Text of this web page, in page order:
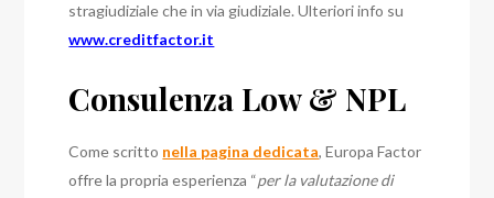
stragiudiziale che in via giudiziale.Ulteriori info su
www.creditfactor.it
Consulenza Low & NPL
Come scritto nella pagina dedicata, Europa Factor
offre la propria esperienza “per la valutazione di